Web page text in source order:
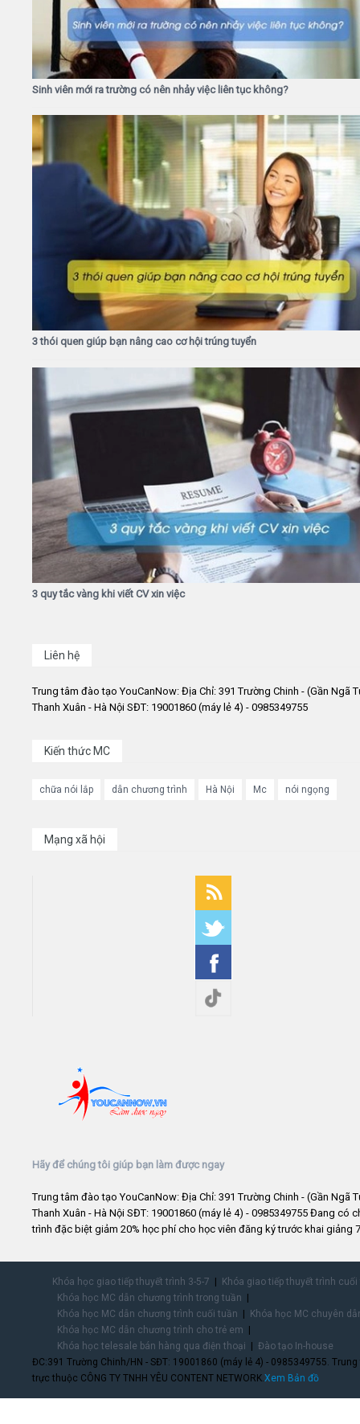
Sinh viên mới ra trường có nên nhảy việc liên tục không?
3 thói quen giúp bạn nâng cao cơ hội trúng tuyển
3 quy tắc vàng khi viết CV xin việc
Liên hệ
Trung tâm đào tạo YouCanNow: Địa Chỉ: 391 Trường Chinh - (Gần Ngã
Thanh Xuân - Hà Nội SĐT: 19001860 (máy lẻ 4) - 0985349755
Kiến thức MC
chữa nói lắp dẫn chương trình Hà Nội Mc nói ngọng
Mạng xã hội
Hãy để chúng tôi giúp bạn làm được ngay
Trung tâm đào tạo YouCanNow: Địa Chỉ: 391 Trường Chinh - (Gần Ngã
Thanh Xuân - Hà Nội SĐT: 19001860 (máy lẻ 4) - 0985349755 Đang có
trình đặc biệt giảm 20% học phí cho học viên đăng ký trước khai giảng
Khóa học giao tiếp thuyết trình 3-5-7
Khóa giao tiếp thuyết trình
Khóa học MC dẫn chương trình trong tuần
Khóa học MC dẫn chương trình cuối tuần
Khóa học MC chuyên
Khóa học MC dẫn chương trình cho trẻ em
Khóa học telesale bán hàng qua điện thoại
Đào tạo In-house
ĐC:391 Trường Chinh/HN - SĐT: 19001860 (máy lẻ 4) - 0985349755.
trực thuộc CÔNG TY TNHH YÊU CONTENT NETWORK. Xem Bản đồ